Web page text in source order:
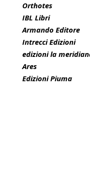
Orthotes
IBL Libri
Armando Editore
Intrecci Edizioni
edizioni la
Ares
Edizioni Piuma